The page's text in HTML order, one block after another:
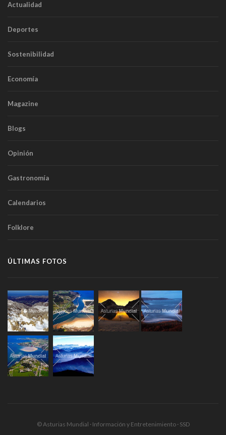
Actualidad
Deportes
Sostenibilidad
Economía
Magazine
Blogs
Opinión
Gastronomía
Calendarios
Folklore
ÚLTIMAS FOTOS
© Asturias Mundial · Información y Entretenimiento · SSD